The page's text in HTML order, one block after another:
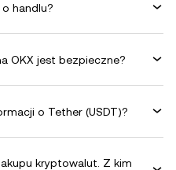
handlu?
OKX jest bezpieczne?
o Tether (USDT)?
kryptowalut. Z kim